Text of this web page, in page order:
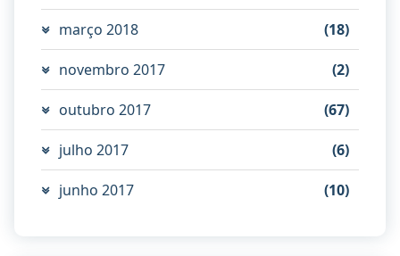
março 2018 (18)
novembro 2017 (2)
outubro 2017 (67)
julho 2017 (6)
junho 2017 (10)